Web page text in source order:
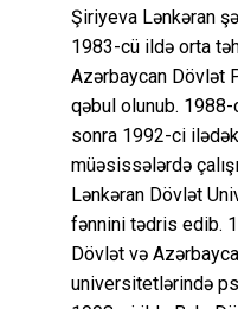
Şiriyeva Lənkəran
1983-cü ildə orta
Azərbaycan Dövlət
qəbul olunub.
sonra 1992-ci
müəsissələrdə
Lənkəran Dövlət
fənnini tədris edib.
Dövlət və
universitetlərində